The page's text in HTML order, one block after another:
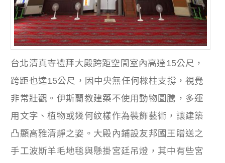
台北清真寺禮拜大殿跨距空間室內高達15公尺，
跨距也達15公尺，因中央無任何樑柱支撐，視覺
非常壯觀。伊斯蘭教建築不使用動物圖騰，多運
用文字、植物或幾何紋樣作為裝飾藝術，讓建築
凸顯高雅清靜之姿。大殿內鋪設友邦國王贈送之
手工波斯羊毛地毯與懸掛宮廷吊燈，其中有些宮